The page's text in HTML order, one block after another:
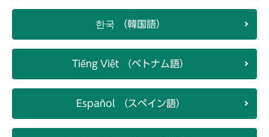
한국 （韓国語）
Tiếng Việt （ベトナム語）
Español （スペイン語）